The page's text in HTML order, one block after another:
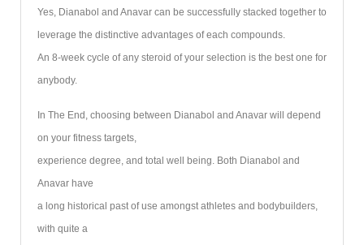
Yes, Dianabol and Anavar can be successfully stacked together to
leverage the distinctive advantages of each compounds.
An 8-week cycle of any steroid of your selection is the best one for
anybody.
In The End, choosing between Dianabol and Anavar will depend
on your fitness targets,
experience degree, and total well being. Both Dianabol and
Anavar have
a long historical past of use amongst athletes and bodybuilders,
with quite a